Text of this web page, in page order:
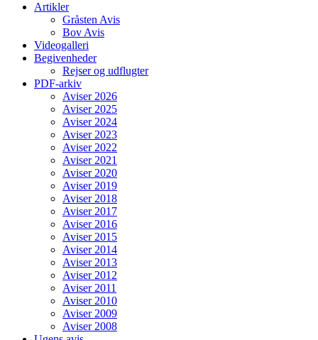
Artikler
Gråsten Avis
Bov Avis
Videogalleri
Begivenheder
Rejser og udflugter
PDF-arkiv
Aviser 2026
Aviser 2025
Aviser 2024
Aviser 2023
Aviser 2022
Aviser 2021
Aviser 2020
Aviser 2019
Aviser 2018
Aviser 2017
Aviser 2016
Aviser 2015
Aviser 2014
Aviser 2013
Aviser 2012
Aviser 2011
Aviser 2010
Aviser 2009
Aviser 2008